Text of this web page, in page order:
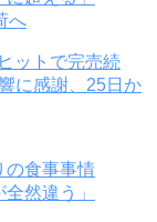
ットで完売続
に感謝、25日か